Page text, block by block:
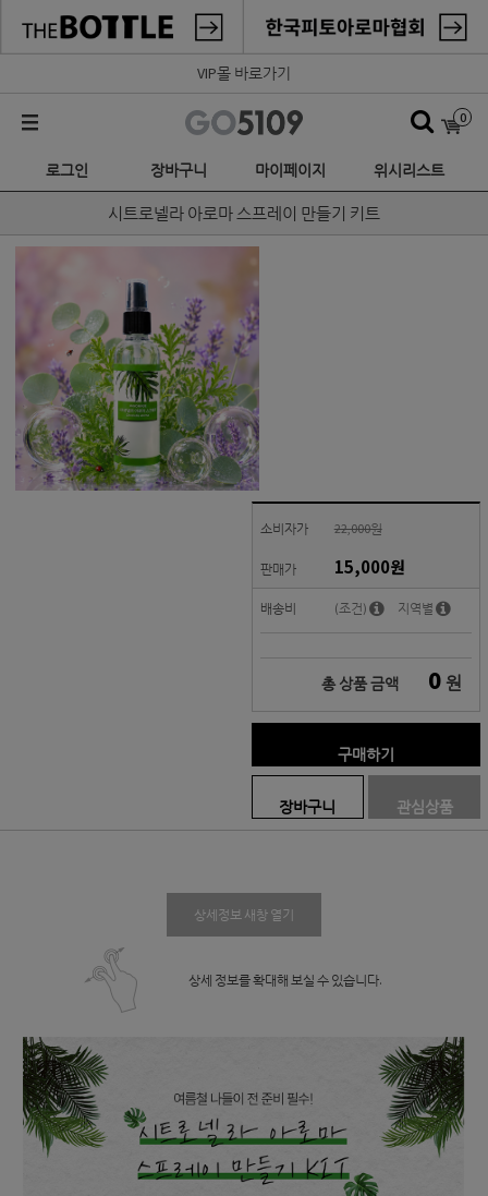
VIP몰 바로가기
0
로그인 장바구니 마이페이지 위시리스트
시트로넬라 아로마 스프레이 만들기 키트
소비자가 22,000원
판매가 15,000원
배송비 (조건) 지역별
총 상품 금액 0 원
구매하기
장바구니 관심상품
상세정보 새창 열기
상세 정보를 확대해 보실 수 있습니다.